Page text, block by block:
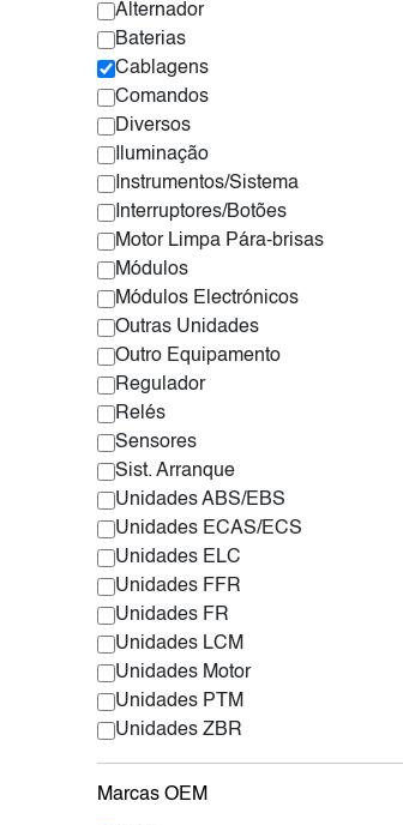
Alternador
Baterias
Cablagens
Comandos
Diversos
Iluminação
Instrumentos/Sistema
Interruptores/Botões
Motor Limpa Pára-brisas
Módulos
Módulos Electrónicos
Outras Unidades
Outro Equipamento
Regulador
Relés
Sensores
Sist. Arranque
Unidades ABS/EBS
Unidades ECAS/ECS
Unidades ELC
Unidades FFR
Unidades FR
Unidades LCM
Unidades Motor
Unidades PTM
Unidades ZBR
Marcas OEM